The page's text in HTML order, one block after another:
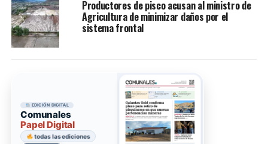
Productores de pisco acusan al ministro de
Agricultura de minimizar daños por el
sistema frontal
EDICIÓN DIGITAL
Comunales
Papel Digital
todas las ediciones